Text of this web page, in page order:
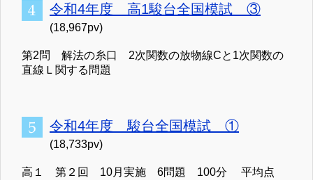
令和4年度 高1駿台全国模試 ③
(18,967pv)
第2問 解法の糸口 2次関数の放物線Cと1次関数の
直線Ｌ関する問題
令和4年度 駿台全国模試 ①
(18,733pv)
高１ 第２回 10月実施 6問題 100分 平均点